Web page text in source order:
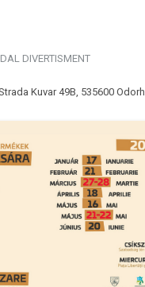
DIVERTISMENT
Kuvar 49B, 535600